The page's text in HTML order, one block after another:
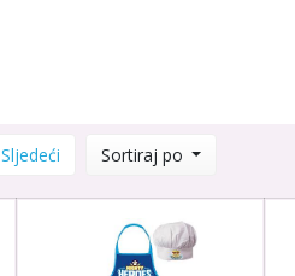
Sljedeći Sortiraj po